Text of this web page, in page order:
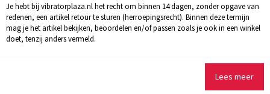
Je hebt bij vibratorplaza.nl het recht om binnen 14 dagen, zonder opgave van
redenen, een artikel retour te sturen (herroepingsrecht). Binnen deze termijn
mag je het artikel bekijken, beoordelen en/of passen zoals je ook in een winkel
doet, tenzij anders vermeld.
Lees meer